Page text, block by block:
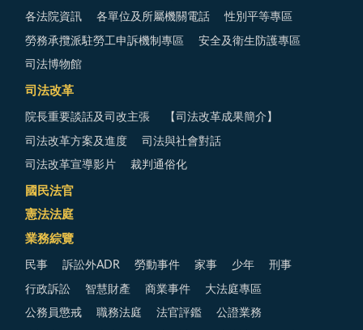
各法院資訊 各單位及所屬機關電話 性別平等專區
勞務承攬派駐勞工申訴機制專區 安全及衛生防護專區
司法博物館
司法改革
院長重要談話及司改主張 【司法改革成果簡介】
司法改革方案及進度 司法與社會對話
司法改革宣導影片 裁判通俗化
國民法官
憲法法庭
業務綜覽
民事 訴訟外ADR 勞動事件 家事 少年 刑事
行政訴訟 智慧財產 商業事件 大法庭專區
公務員懲戒 職務法庭 法官評鑑 公證業務